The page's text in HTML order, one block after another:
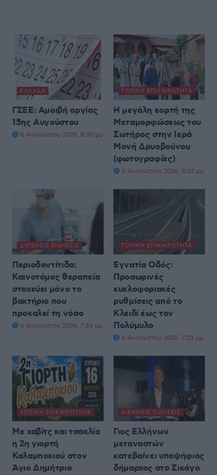
ΕΛΛΆΔΑ
ΓΣΕΕ: Αμοιβή αργίας
15ης Αυγούστου
6 Αυγούστου 2026, 8:30 μμ
ΤΟΠΙΚΉ ΕΠΙΚΑΙΡΌΤΗΤΑ
Η μεγάλη εορτή της
Μεταμορφώσεως του
Σωτήρος στην Ιερά
Μονή Δρυοβούνου
(φωτογραφίες)
6 Αυγούστου 2026, 8:02 μμ
ΔΙΕΘΝΕΊΣ ΕΙΔΉΣΕΙΣ
Περιοδοντίτιδα:
Καινοτόμος θεραπεία
στοχεύει μόνο το
βακτήριο που
προκαλεί τη νόσο
6 Αυγούστου 2026, 7:34 μμ
ΤΟΠΙΚΉ ΕΠΙΚΑΙΡΌΤΗΤΑ
Εγνατία Οδός:
Προσωρινές
κυκλοφοριακές
ρυθμίσεις από το
Κλειδί έως τον
Πολύμυλο
6 Αυγούστου 2026, 7:23 μμ
ΤΟΠΙΚΉ ΕΠΙΚΑΙΡΌΤΗΤΑ
Με χαβίτς και τσακλία
η 2η γιορτή
Καλαμποκιού στον
Άγιο Δημήτριο
ΔΙΕΘΝΕΊΣ ΕΙΔΉΣΕΙΣ
Γιος Ελλήνων
μεταναστών
κατεβαίνει υποψήφιος
δήμαρχος στο Σικάγο